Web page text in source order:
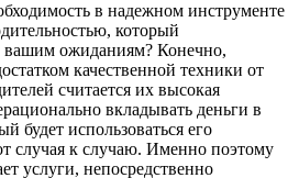
в надежном инструменте
который
вашим ожиданиям? Конечно,
качественной техники от
считается их высокая
вкладывать деньги в
будет использоваться его
случая к случаю. Именно поэтому
услуги, непосредственно